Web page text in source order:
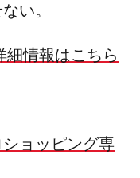
い。
細情報はこちら
ョッピング専